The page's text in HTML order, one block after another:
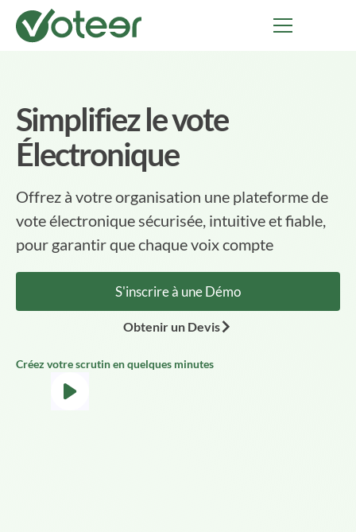
Simplifiez le vote
Électronique
Offrez à votre organisation une plateforme de
vote électronique sécurisée, intuitive et fiable,
pour garantir que chaque voix compte
S'inscrire à une Démo
Obtenir un Devis
Créez votre scrutin en quelques minutes